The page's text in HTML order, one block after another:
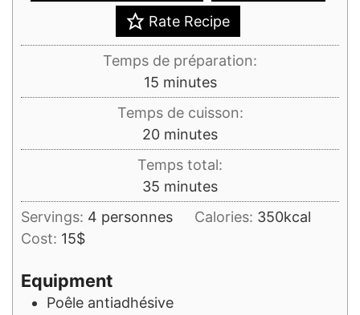
Rate Recipe
Temps de préparation:
15minutes
minutes
Temps de cuisson:
20minutes
minutes
Temps total:
35 minutes
minutes
Servings: 4 personnes Calories: 350kcal
Cost: 15$
Equipment
Poêle antiadhésive